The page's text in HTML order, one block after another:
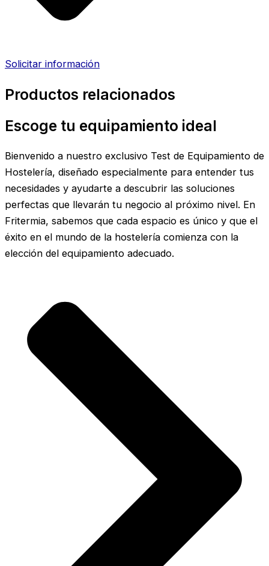
Solicitar información
Productos relacionados
Escoge tu equipamiento ideal
Bienvenido a nuestro exclusivo Test de Equipamiento de
Hostelería, diseñado especialmente para entender tus
necesidades y ayudarte a descubrir las soluciones
perfectas que llevarán tu negocio al próximo nivel. En
Fritermia, sabemos que cada espacio es único y que el
éxito en el mundo de la hostelería comienza con la
elección del equipamiento adecuado.